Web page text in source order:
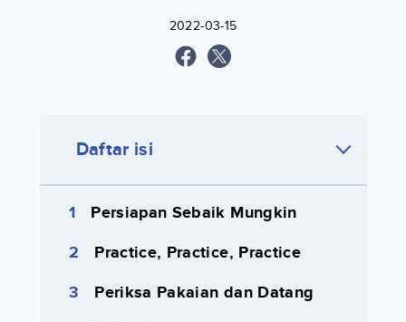
2022-03-15
Daftar isi
Persiapan Sebaik Mungkin
Practice, Practice, Practice
Periksa Pakaian dan Datang